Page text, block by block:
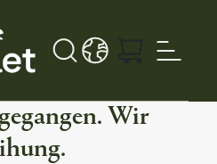
icon
Search button
LANGUAGE - DE
Wir